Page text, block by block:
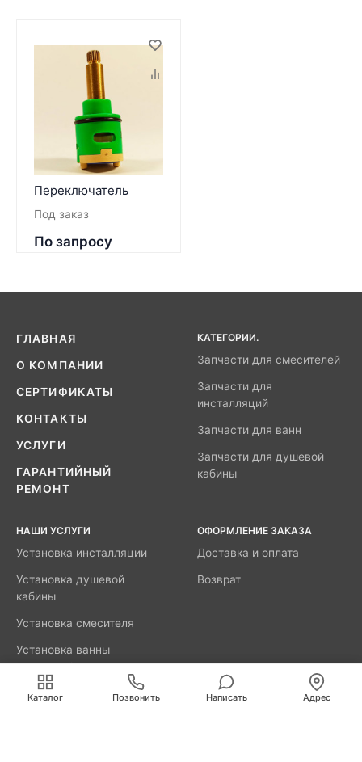
Переключатель
Под заказ
По запросу
ГЛАВНАЯ
О КОМПАНИИ
СЕРТИФИКАТЫ
КОНТАКТЫ
УСЛУГИ
ГАРАНТИЙНЫЙ
РЕМОНТ
КАТЕГОРИИ.
Запчасти для смесителей
Запчасти для
инсталляций
Запчасти для ванн
Запчасти для душевой
кабины
НАШИ УСЛУГИ
Установка инсталляции
Установка душевой
кабины
Установка смесителя
Установка ванны
акриловой
ОФОРМЛЕНИЕ ЗАКАЗА
Доставка и оплата
Возврат
Каталог Позвонить Написать Адрес
Мы используем cookies для быстрой и удобной
работы сайта. Продолжая пользоваться сайтом, вы
принимаете условияобработки персональных данных.